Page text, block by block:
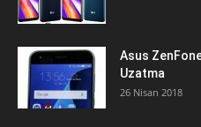
Asus
Uzatma
26 Nisan 2018